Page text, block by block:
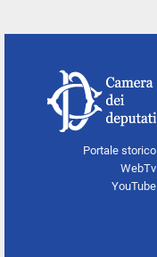
Portale storico
WebTv
YouTube